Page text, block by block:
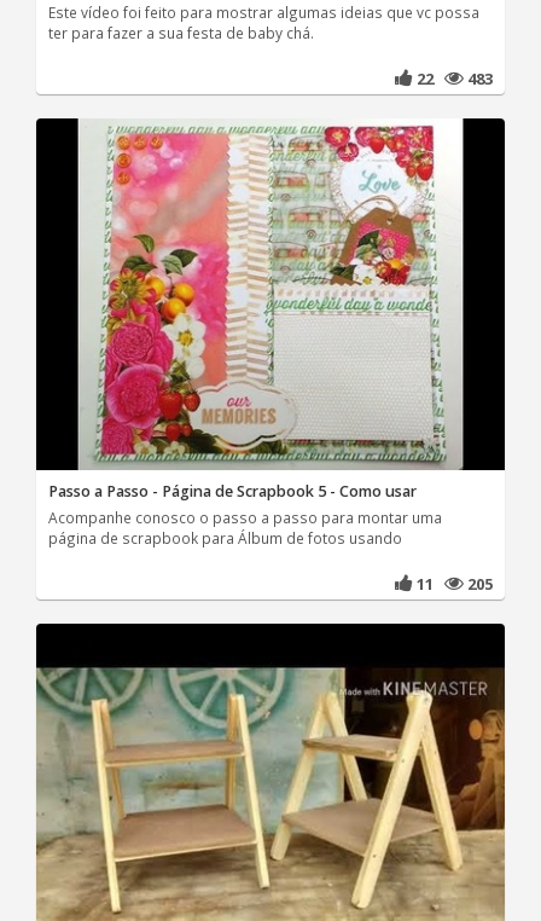
Este vídeo foi feito para mostrar algumas ideias que vc possa
ter para fazer a sua festa de baby chá.
22 483
Passo a Passo - Página de Scrapbook 5 - Como usar
Acompanhe conosco o passo a passo para montar uma
página de scrapbook para Álbum de fotos usando
11 205